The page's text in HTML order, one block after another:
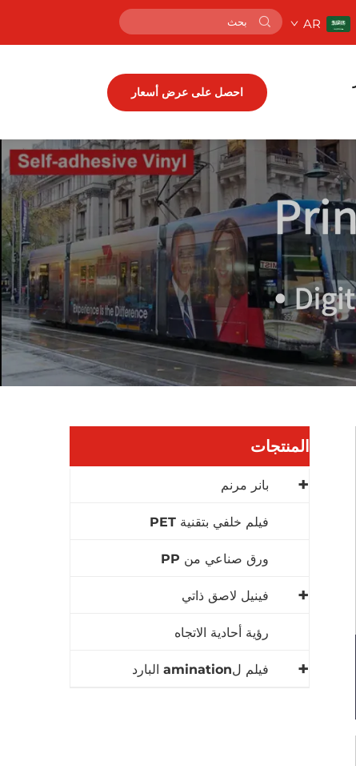
AR
احصل على عرض أسعار
المنتجات
بانر مرنم
فيلم خلفي بتقنية PET
ورق صناعي من PP
فينيل لاصق ذاتي
رؤية أحادية الاتجاه
فيلم لamination البارد